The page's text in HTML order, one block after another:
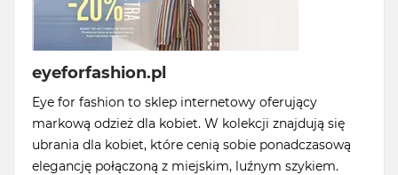
eyeforfashion.pl
Eye for fashion to sklep internetowy oferujący
markową odzież dla kobiet. W kolekcji znajdują się
ubrania dla kobiet, które cenią sobie ponadczasową
elegancję połączoną z miejskim, luźnym szykiem.